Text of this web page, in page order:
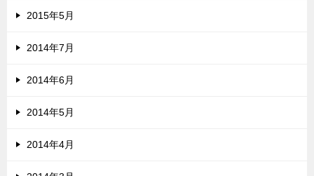
2015年5月
2014年7月
2014年6月
2014年5月
2014年4月